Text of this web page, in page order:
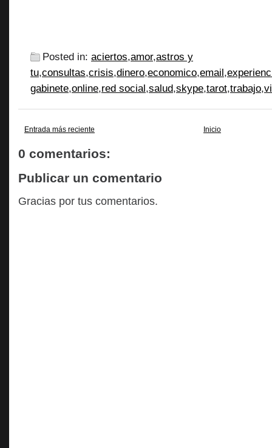
Posted in: aciertos,amor,astros y
tu,consultas,crisis,dinero,economico,email,
gabinete,online,red social,salud,skype,tarot,trabajo,
Entrada más reciente Inicio
0 comentarios:
Publicar un comentario
Gracias por tus comentarios.